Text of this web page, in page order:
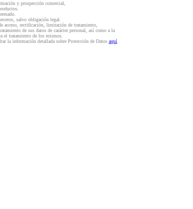
y prospección comercial,
salvo obligación legal.
acceso, rectificación, limitación de tratamiento,
de sus datos de carácter personal, así como a la
el tratamiento de los mismos.
la información detallada sobre Protección de Datos aquí.